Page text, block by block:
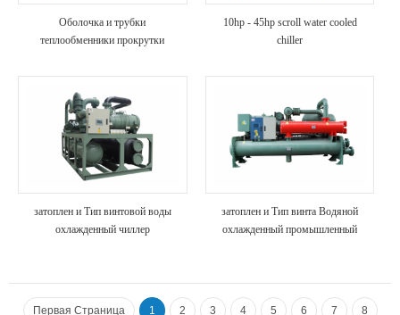
Оболочка и трубки
теплообменники прокрутки
10hp - 45hp scroll water cooled
chiller
затоплен и Тип винтовой воды
охлажденный чиллер
затоплен и Тип винта Водяной
охлажденный промышленный
Первая Страница 1 2 3 4 5 6 7 8